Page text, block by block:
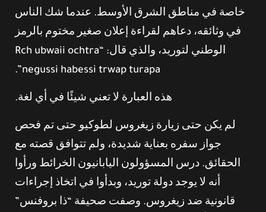
خاصة في مناطق الشرق الأوسط. عندما شك الناس
في وثائقه، دعاهم لقراءة إعلان صغير مختوم بالرمز
الوطني لتوريد، والذي قال: “Rch ubwaii ochtra
negussi habessi trwap turapa”.
هذه العبارة لا تعني شيئًا في أي لغة.
لم يكن حتى زيارة زيغروس لطوكيو حتى تم فحص
جواز سفره بعناية شديدة، ولم تتوافق قصته مع
الحقائق. درس المسؤولون اليابانيون الخرائط ورأوا
أنه لا يوجد دولة توريد، وبدأوا في اتخاذ إجراءات
قانونية ضد زيغروس. وصفت صحيفة “ذا بروفنس”